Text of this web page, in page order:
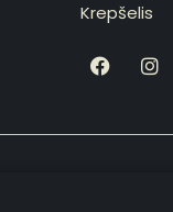
Krepšelis